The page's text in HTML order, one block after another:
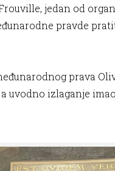
jedan od
pravde
prava
uvodno izlaganje